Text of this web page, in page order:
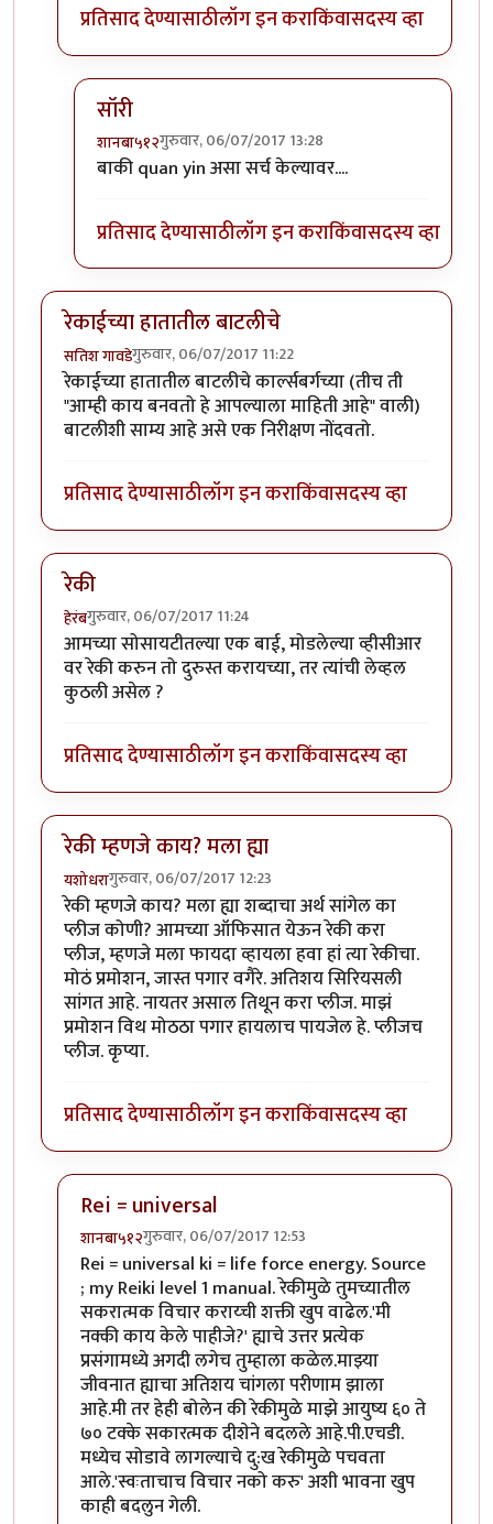
प्रतिसाद देण्यासाठीलॉग इन कराकिंवासदस्य व्हा
सॉरी
शानबा५१२गुरुवार, 06/07/2017 13:28
In reply toQuan Yin, the great goddess
बाकी quan yin असा सर्च केल्यावर....
प्रतिसाद देण्यासाठीलॉग इन कराकिंवासदस्य व्हा
रेकाईच्या हातातील बाटलीचे
सतिश गावडेगुरुवार, 06/07/2017 11:22
रेकाईच्या हातातील बाटलीचे कार्ल्सबर्गच्या (तीच ती
"आम्ही काय बनवतो हे आपल्याला माहिती आहे" वाली)
बाटलीशी साम्य आहे असे एक निरीक्षण नोंदवतो.
प्रतिसाद देण्यासाठीलॉग इन कराकिंवासदस्य व्हा
रेकी
हेरंबगुरुवार, 06/07/2017 11:24
आमच्या सोसायटीतल्या एक बाई, मोडलेल्या व्हीसीआर
वर रेकी करुन तो दुरुस्त करायच्या, तर त्यांची लेव्हल
कुठली असेल ?
प्रतिसाद देण्यासाठीलॉग इन कराकिंवासदस्य व्हा
रेकी म्हणजे काय? मला ह्या
यशोधरागुरुवार, 06/07/2017 12:23
रेकी म्हणजे काय? मला ह्या शब्दाचा अर्थ सांगेल का
प्लीज कोणी? आमच्या ऑफिसात येऊन रेकी करा
प्लीज, म्हणजे मला फायदा व्हायला हवा हां त्या रेकीचा.
मोठं प्रमोशन, जास्त पगार वगैरे. अतिशय सिरियसली
सांगत आहे. नायतर असाल तिथून करा प्लीज. माझं
प्रमोशन विथ मोठठा पगार हायलाच पायजेल हे. प्लीजच
प्लीज. कृप्या.
प्रतिसाद देण्यासाठीलॉग इन कराकिंवासदस्य व्हा
Rei = universal
शानबा५१२गुरुवार, 06/07/2017 12:53
In reply toरेकी म्हणजे काय? मला ह्याbyयशोधरा
Rei = universal ki = life force energy. Source
; my Reiki level 1 manual. रेकीमुळे तुमच्यातील
सकरात्मक विचार कराय्ची शक्ती खुप वाढेल.'मी
नक्की काय केले पाहीजे?' ह्याचे उत्तर प्रत्येक
प्रसंगामध्ये अगदी लगेच तुम्हाला कळेल.माझ्या
जीवनात ह्याचा अतिशय चांगला परीणाम झाला
आहे.मी तर हेही बोलेन की रेकीमुळे माझे आयुष्य ६० ते
७० टक्के सकारत्मक दीशेने बदलले आहे.पी.एचडी.
मध्येच सोडावे लागल्याचे दु:ख रेकीमुळे पचवता
आले.'स्वःताचाच विचार नको करु' अशी भावना खुप
काही बदलुन गेली.